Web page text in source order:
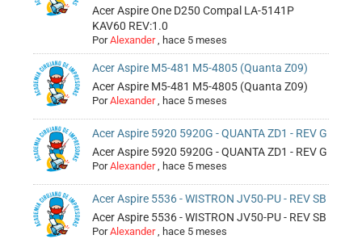
Acer Aspire One D250 Compal LA-5141P
KAV60 REV:1.0
PorAlexander, hace 5 meses
Acer Aspire M5-481 M5-4805 (Quanta Z09)
Acer Aspire M5-481 M5-4805 (Quanta Z09)
PorAlexander, hace 5 meses
Acer Aspire 5920 5920G - QUANTA ZD1 - REV G
Acer Aspire 5920 5920G - QUANTA ZD1 - REV G
PorAlexander, hace 5 meses
Acer Aspire 5536 - WISTRON JV50-PU - REV SB
Acer Aspire 5536 - WISTRON JV50-PU - REV SB
PorAlexander, hace 5 meses